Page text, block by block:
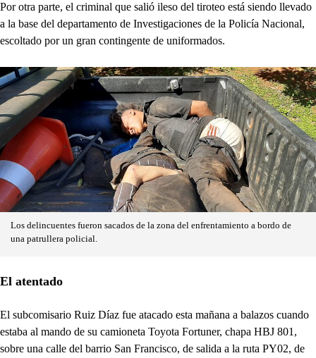
Por otra parte, el criminal que salió ileso del tiroteo está siendo llevado
a la base del departamento de Investigaciones de la Policía Nacional,
escoltado por un gran contingente de uniformados.
Los delincuentes fueron sacados de la zona del enfrentamiento a bordo de
una patrullera policial.
El atentado
El subcomisario Ruiz Díaz fue atacado esta mañana a balazos cuando
estaba al mando de su camioneta Toyota Fortuner, chapa HBJ 801,
sobre una calle del barrio San Francisco, de salida a la ruta PY02, de